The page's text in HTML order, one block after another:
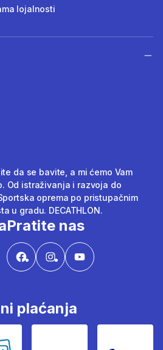
lojalnosti
da se bavite, a mi ćemo Vam
Od istraživanja i razvoja do
oprema po pristupačnim
u gradu. DECATHLON.
Pratite nas
plaćanja